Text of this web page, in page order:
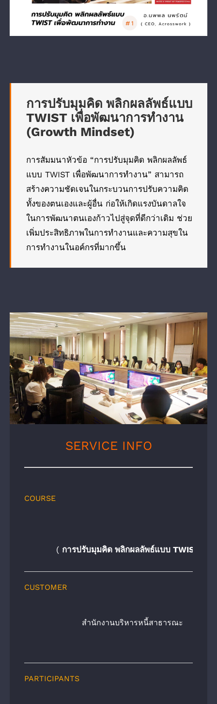
การปรับมุมคิด พลิกผลลัพธ์แบบ
TWIST เพื่อพัฒนาการทำงาน
(Growth Mindset)
การสัมมนาหัวข้อ “การปรับมุมคิด พลิกผลลัพธ์
แบบ TWIST เพื่อพัฒนาการทำงาน” สามารถ
สร้างความชัดเจนในกระบวนการปรับความคิด
ทั้งของตนเองและผู้อื่น ก่อให้เกิดแรงบันดาลใจ
ในการพัฒนาตนเองก้าวไปสู่จุดที่ดีกว่าเดิม ช่วย
เพิ่มประสิทธิภาพในการทำงานและความสุขใน
การทำงานในอค์กรที่มากขึ้น
SERVICE INFO
COURSE
( การปรับมุมคิด พลิกผลลัพธ์แบบ TWIST เพื่
CUSTOMER
สำนักงานบริหารหนี้สาธารณะ
PARTICIPANTS